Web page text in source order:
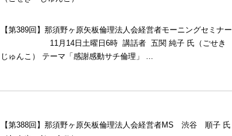
【第389回】那須野ヶ原矢板倫理法人会経営者モーニングセミナー
11月14日土曜日6時 講話者 五関 純子 氏（ごせき
じゅんこ） テーマ「感謝感動サチ倫理」 ...
【第388回】那須野ヶ原矢板倫理法人会経営者MS 渋谷 順子 氏